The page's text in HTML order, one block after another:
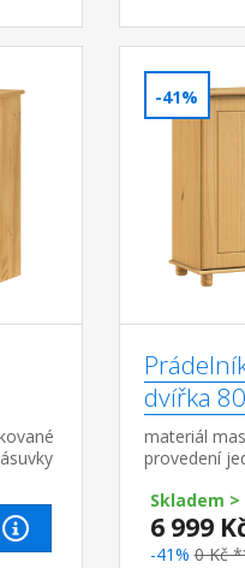
-41%
dvířka
materiál
provedení
kovovými
33,5...
Skladem >
6 999
-41% 0 Kč